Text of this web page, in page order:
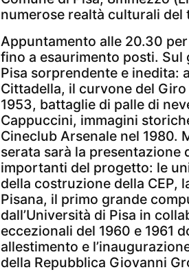
numerose realtà culturali del
Appuntamento alle 20.30
fino a esaurimento posti.
Pisa sorprendente e inedita:
Cittadella, il curvone del Giro
1953, battaglie di palle di
Cappuccini, immagini
Cineclub Arsenale nel 1980.
serata sarà la
importanti del progetto: le
della costruzione della CEP,
Pisana, il primo grande
dall’Università di Pisa in
eccezionali del 1960 e 1961
allestimento e
della Repubblica Giovanni